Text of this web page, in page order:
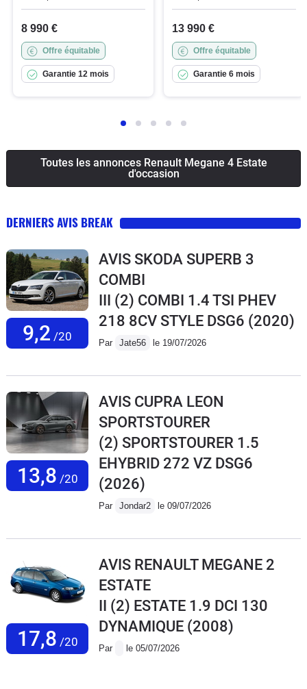
8 990 €
Offre équitable
Garantie 12 mois
13 990 €
Offre équitable
Garantie 6 mois
Toutes les annonces Renault Megane 4 Estate
d'occasion
DERNIERS AVIS BREAK
9,2 /20
AVIS SKODA SUPERB 3
COMBI
III (2) COMBI 1.4 TSI PHEV
218 8CV STYLE DSG6 (2020)
Par Jate56 le 19/07/2026
13,8 /20
AVIS CUPRA LEON
SPORTSTOURER
(2) SPORTSTOURER 1.5
EHYBRID 272 VZ DSG6
(2026)
Par Jondar2 le 09/07/2026
17,8 /20
AVIS RENAULT MEGANE 2
ESTATE
II (2) ESTATE 1.9 DCI 130
DYNAMIQUE (2008)
Par le 05/07/2026